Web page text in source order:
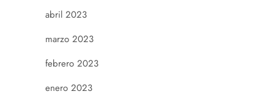
abril 2023
marzo 2023
febrero 2023
enero 2023